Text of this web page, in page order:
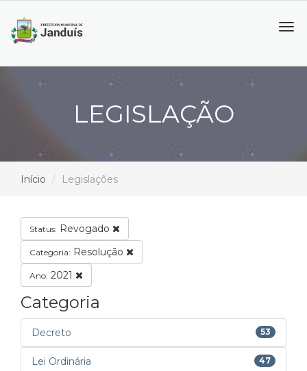
LEGISLAÇÃO
Início Legislações
Status: Revogado
Categoria: Resolução
Ano: 2021
Categoria
Decreto 53
Lei Ordinária 47